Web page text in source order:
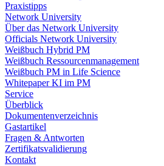
Praxistipps
Network University
Über das Network University
Officials Network University
Weißbuch Hybrid PM
Weißbuch Ressourcenmanagement
Weißbuch PM in Life Science
Whitepaper KI im PM
Service
Überblick
Dokumentenverzeichnis
Gastartikel
Fragen & Antworten
Zertifikatsvalidierung
Kontakt